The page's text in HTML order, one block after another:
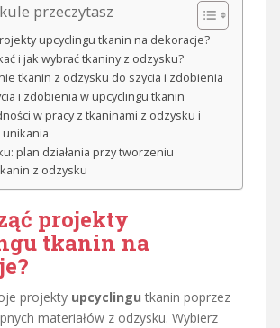
przeczytasz
upcyclingu tkanin na dekoracje?
i jak wybrać tkaniny z odzysku?
tkanin z odzysku do szycia i zdobienia
i zdobienia w upcyclingu tkanin
w pracy z tkaninami z odzysku i
plan działania przy tworzeniu
z odzysku
projekty
tkanin na
projekty upcyclingu tkanin poprzez
materiałów z odzysku. Wybierz